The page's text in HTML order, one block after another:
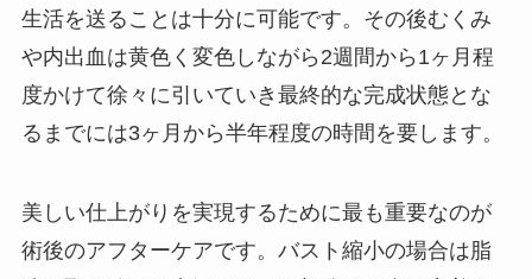
生活を送ることは十分に可能です。その後むくみ
や内出血は黄色く変色しながら2週間から1ヶ月程
度かけて徐々に引いていき最終的な完成状態とな
るまでには3ヶ月から半年程度の時間を要します。
美しい仕上がりを実現するために最も重要なのが
術後のアフターケアです。バスト縮小の場合は脂